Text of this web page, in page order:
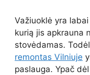
Važiuoklė yra
kurią jis apkrauna
stovėdamas.
remontas Vilniuje
paslauga. Ypač